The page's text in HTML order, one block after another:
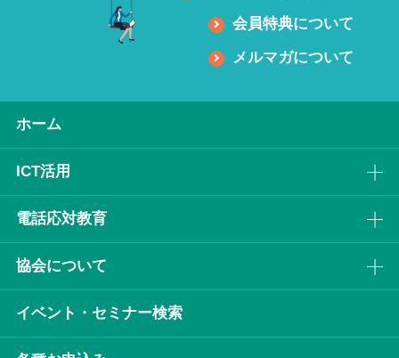
会員特典について
メルマガについて
ホーム
ICT活⽤
電話応対教育
協会について
イベント・セミナー検索